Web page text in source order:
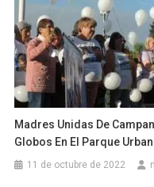
Madres Unidas De
Globos En El Parque
11 de octubre de 2022